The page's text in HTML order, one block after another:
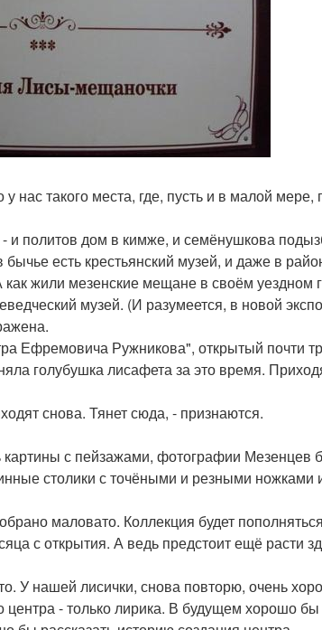
нас такого места, где, пусть и в малой мере,
и политов дом в кимже, и семёнушкова
есть крестьянский музей, и даже в
как жили мезенские мещане в своём уездном
музей. (И разумеется, в новой
Ефремовича Ружникова", открытый почти
голубушка лисафета за это время.
снова. Тянет сюда, - признаются.
картины с пейзажами, фотографии
столики с точёными и резными ножками
маловато. Коллекция будет
с открытия. А ведь предстоит ещё расти
У нашей лисички, снова повторю, очень
центра - только лирика. В будущем хорошо бы